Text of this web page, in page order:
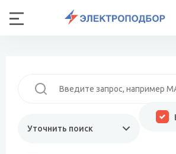
Уточнить поиск